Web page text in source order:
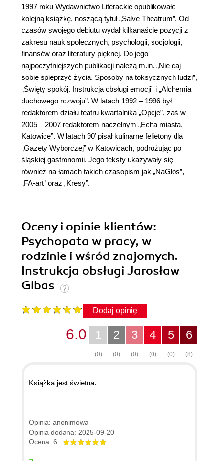
1997 roku Wydawnictwo Literackie opublikowało
kolejną książkę, noszącą tytuł „Salve Theatrum”. Od
czasów swojego debiutu wydał kilkanaście pozycji z
zakresu nauk społecznych, psychologii, socjologii,
finansów oraz literatury pięknej. Do jego
najpoczytniejszych publikacji należą m.in. „Nie daj
sobie spieprzyć życia. Sposoby na toksycznych ludzi”,
„Święty spokój. Instrukcja obsługi emocji” i „Alchemia
duchowego rozwoju”. W latach 1992 – 1996 był
redaktorem działu teatru kwartalnika „Opcje”, zaś w
2005 – 2007 redaktorem naczelnym „Echa miasta.
Katowice”. W latach 90’ pisał kulinarne felietony dla
„Gazety Wyborczej” w Katowicach, podróżując po
śląskiej gastronomii. Jego teksty ukazywały się
również na łamach takich czasopism jak „NaGłos”,
„FA-art” oraz „Kresy”.
Oceny i opinie klientów:
Psychopata w pracy, w
rodzinie i wśród znajomych.
Instrukcja obsługi Jarosław
Gibas
Dodaj opinię
6
(8)
5
(0)
4
(0)
3
(0)
2
(0)
1
(0)
6.0
Książka jest świetna.
Opinia: anonimowa
Opinia dodana: 2025-09-20
Ocena: 6